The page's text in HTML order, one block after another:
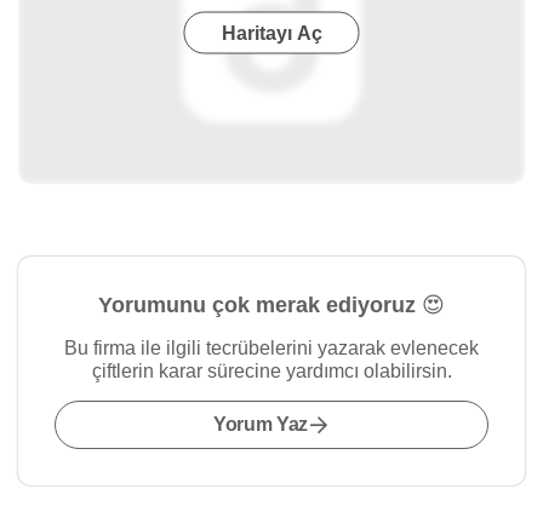
Haritayı Aç
Yorumunu çok merak ediyoruz 😍
Bu firma ile ilgili tecrübelerini yazarak evlenecek
çiftlerin karar sürecine yardımcı olabilirsin.
Yorum Yaz